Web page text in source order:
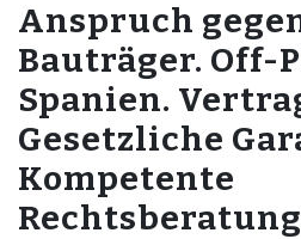
Anspruch
Bauträger. Off-
Spanien.
Gesetzliche
Kompetente